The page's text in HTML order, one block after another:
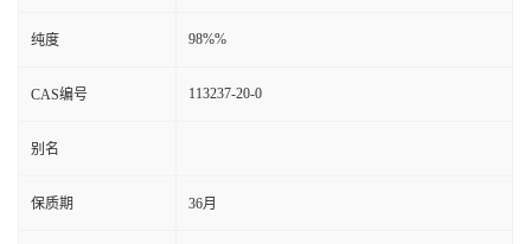
纯度 98%%
CAS编号 113237-20-0
别名
保质期 36月